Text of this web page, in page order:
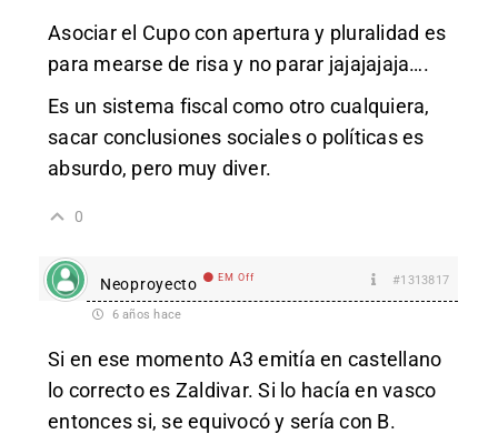
Asociar el Cupo con apertura y pluralidad es
para mearse de risa y no parar jajajajaja….
Es un sistema fiscal como otro cualquiera,
sacar conclusiones sociales o políticas es
absurdo, pero muy diver.
0
Neoproyecto EM Off #1313817
6 años hace
Si en ese momento A3 emitía en castellano
lo correcto es Zaldivar. Si lo hacía en vasco
entonces si, se equivocó y sería con B.